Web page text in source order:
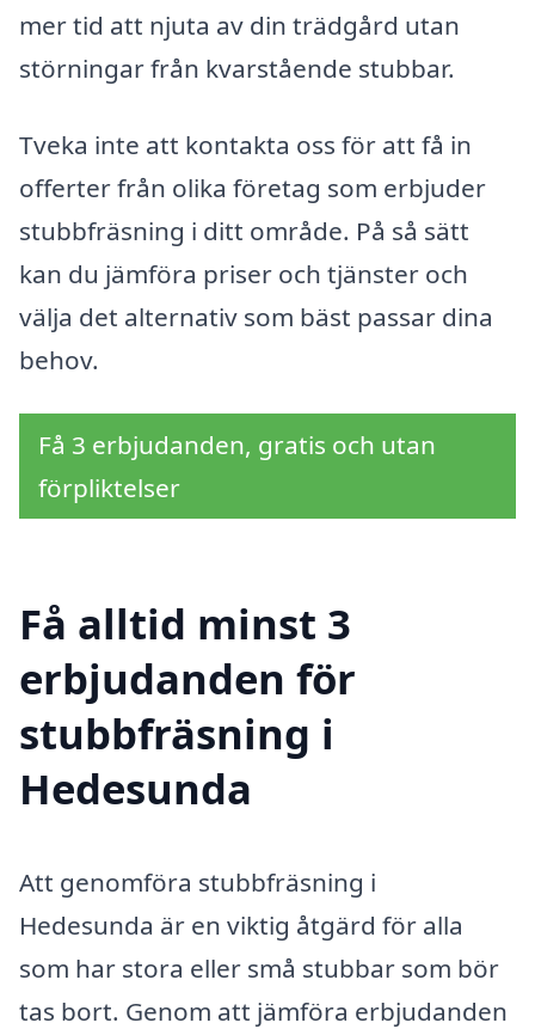
mer tid att njuta av din trädgård utan
störningar från kvarstående stubbar.
Tveka inte att kontakta oss för att få in
offerter från olika företag som erbjuder
stubbfräsning i ditt område. På så sätt
kan du jämföra priser och tjänster och
välja det alternativ som bäst passar dina
behov.
Få 3 erbjudanden, gratis och utan
förpliktelser
Få alltid minst 3
erbjudanden för
stubbfräsning i
Hedesunda
Att genomföra stubbfräsning i
Hedesunda är en viktig åtgärd för alla
som har stora eller små stubbar som bör
tas bort. Genom att jämföra erbjudanden